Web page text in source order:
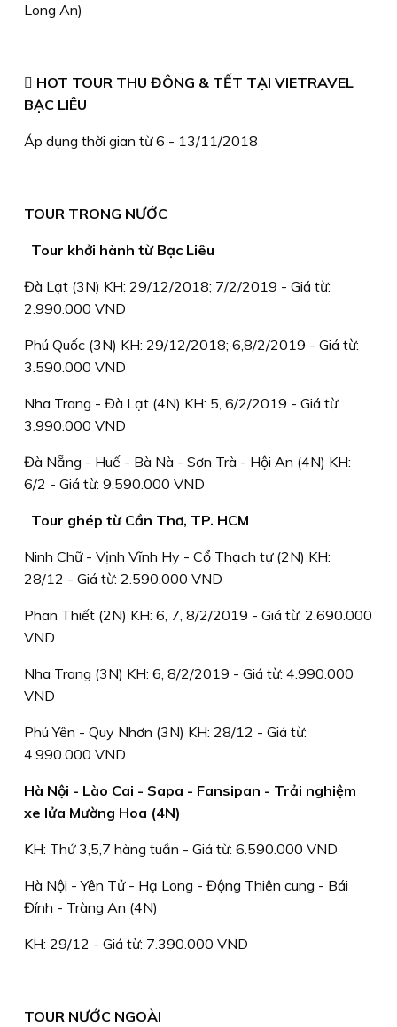
Long An)
 HOT TOUR THU ĐÔNG & TẾT TẠI VIETRAVEL
BẠC LIÊU
Áp dụng thời gian từ 6 - 13/11/2018
TOUR TRONG NƯỚC
Tour khởi hành từ Bạc Liêu
Đà Lạt (3N) KH: 29/12/2018; 7/2/2019 - Giá từ:
2.990.000 VND
Phú Quốc (3N) KH: 29/12/2018; 6,8/2/2019 - Giá từ:
3.590.000 VND
Nha Trang - Đà Lạt (4N) KH: 5, 6/2/2019 - Giá từ:
3.990.000 VND
Đà Nẵng - Huế - Bà Nà - Sơn Trà - Hội An (4N) KH:
6/2 - Giá từ: 9.590.000 VND
Tour ghép từ Cần Thơ, TP. HCM
Ninh Chữ - Vịnh Vĩnh Hy - Cổ Thạch tự (2N) KH:
28/12 - Giá từ: 2.590.000 VND
Phan Thiết (2N) KH: 6, 7, 8/2/2019 - Giá từ: 2.690.000
VND
Nha Trang (3N) KH: 6, 8/2/2019 - Giá từ: 4.990.000
VND
Phú Yên - Quy Nhơn (3N) KH: 28/12 - Giá từ:
4.990.000 VND
Hà Nội - Lào Cai - Sapa - Fansipan - Trải nghiệm
xe lửa Mường Hoa (4N)
KH: Thứ 3,5,7 hàng tuần - Giá từ: 6.590.000 VND
Hà Nội - Yên Tử - Hạ Long - Động Thiên cung - Bái
Đính - Tràng An (4N)
KH: 29/12 - Giá từ: 7.390.000 VND
TOUR NƯỚC NGOÀI